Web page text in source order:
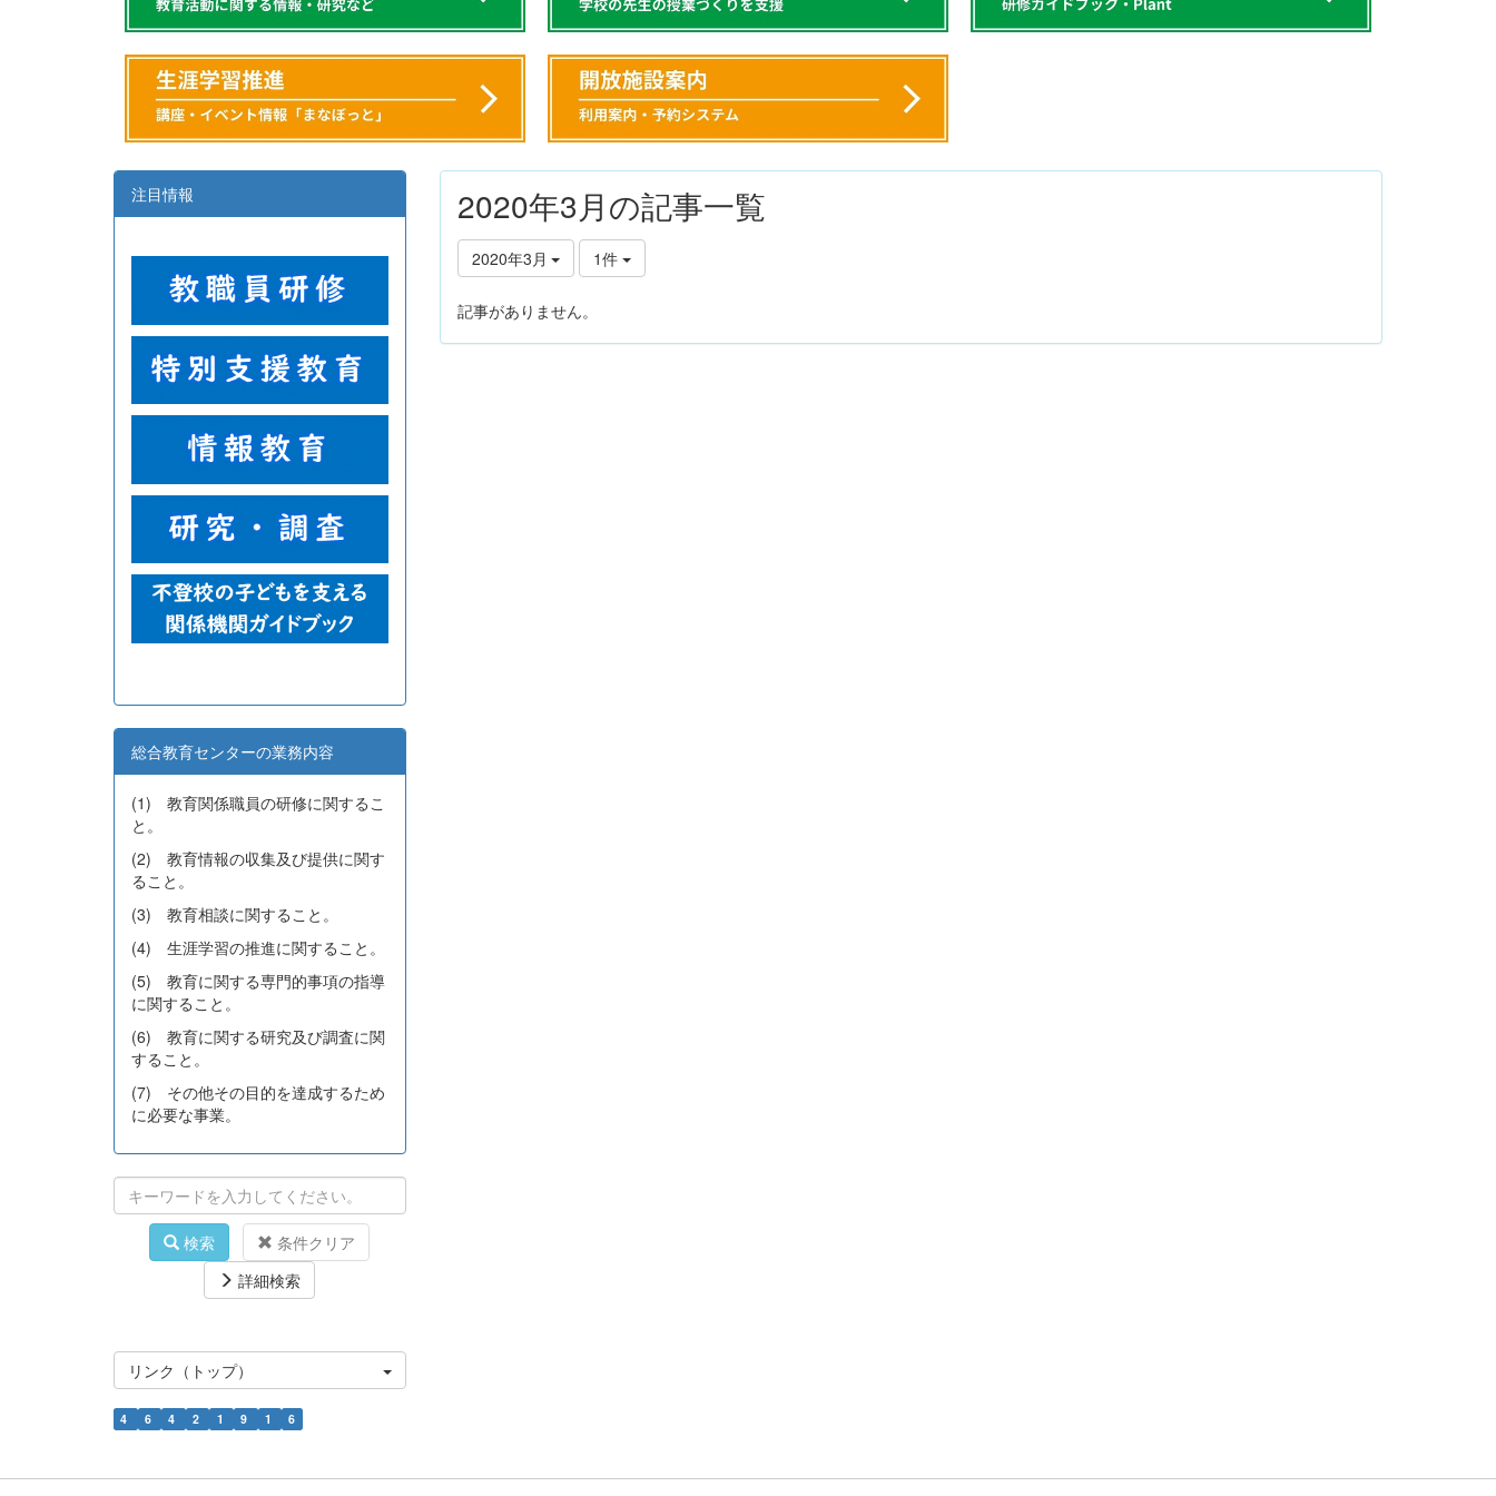
2020年3月の記事一覧
2020年3月 1件
記事がありません。
注目情報
総合教育センターの業務内容
(1) 教育関係職員の研修に関するこ
と。
(2) 教育情報の収集及び提供に関す
ること。
(3) 教育相談に関すること。
(4) 生涯学習の推進に関すること。
(5) 教育に関する専門的事項の指導
に関すること。
(6) 教育に関する研究及び調査に関
すること。
(7) その他その目的を達成するため
に必要な事業。
検索
条件クリア
詳細検索
リンク（トップ）
4 6 4 2 1 9 1 6